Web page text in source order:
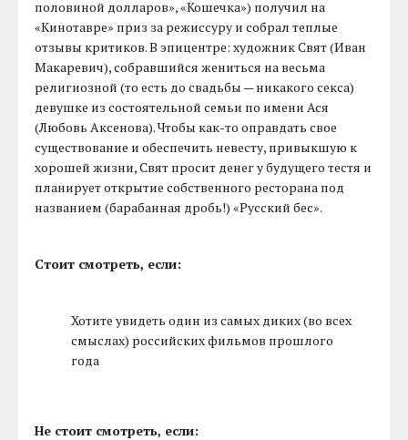
половиной долларов», «Кошечка») получил на
«Кинотавре» приз за режиссуру и собрал теплые
отзывы критиков. В эпицентре: художник Свят (Иван
Макаревич), собравшийся жениться на весьма
религиозной (то есть до свадьбы — никакого секса)
девушке из состоятельной семьи по имени Ася
(Любовь Аксенова). Чтобы как-то оправдать свое
существование и обеспечить невесту, привыкшую к
хорошей жизни, Свят просит денег у будущего тестя и
планирует открытие собственного ресторана под
названием (барабанная дробь!) «Русский бес».
Стоит смотреть, если:
Хотите увидеть один из самых диких (во всех
смыслах) российских фильмов прошлого
года
Не стоит смотреть, если: